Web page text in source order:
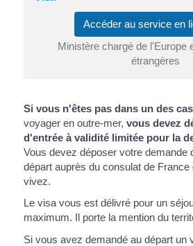
Accéder au service
Ministère chargé de l'Europe
étrangères
Si vous n'êtes pas dans un des
voyager en outre-mer, vous devez
d'entrée à validité limitée pour la
Vous devez déposer votre demande
départ auprès du consulat de
vivez.
Le visa vous est délivré pour un
maximum. Il porte la mention du
Si vous avez demandé au départ un